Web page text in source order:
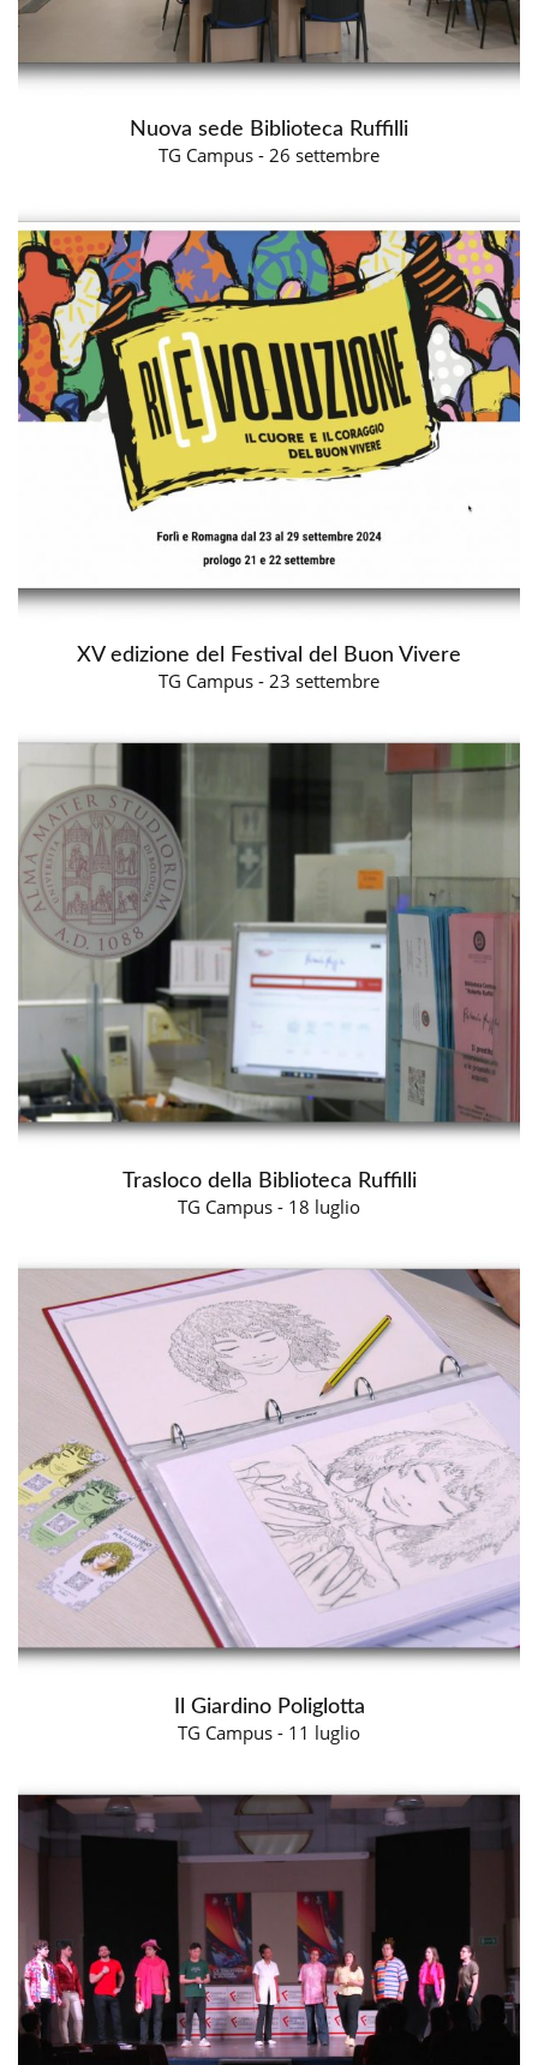
Nuova sede Biblioteca Ruffilli
TG Campus - 26 settembre
XV edizione del Festival del Buon Vivere
TG Campus - 23 settembre
Trasloco della Biblioteca Ruffilli
TG Campus - 18 luglio
Il Giardino Poliglotta
TG Campus - 11 luglio